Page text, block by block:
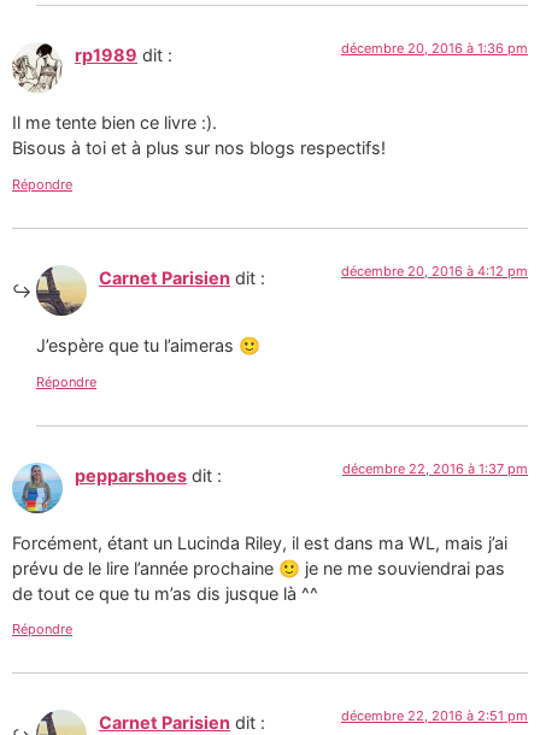
rp1989 dit : décembre 20, 2016 à 1:36 pm
Il me tente bien ce livre :).
Bisous à toi et à plus sur nos blogs respectifs!
Répondre
Carnet Parisien dit : décembre 20, 2016 à 4:12 pm
J’espère que tu l’aimeras 🙂
Répondre
pepparshoes dit : décembre 22, 2016 à 1:37 pm
Forcément, étant un Lucinda Riley, il est dans ma WL, mais j’ai
prévu de le lire l’année prochaine 🙂 je ne me souviendrai pas
de tout ce que tu m’as dis jusque là ^^
Répondre
Carnet Parisien dit : décembre 22, 2016 à 2:51 pm